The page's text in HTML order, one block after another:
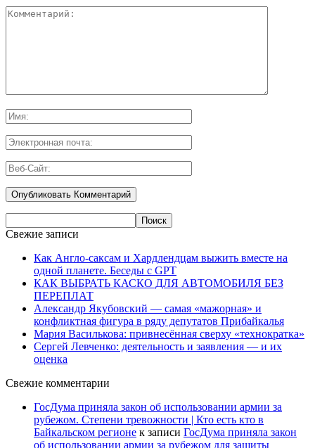
Свежие записи
Как Англо-саксам и Хардлендцам выжить вместе на
одной планете. Беседы с GPT
КАК ВЫБРАТЬ КАСКО ДЛЯ АВТОМОБИЛЯ БЕЗ
ПЕРЕПЛАТ
Александр Якубовский — самая «мажорная» и
конфликтная фигура в ряду депутатов Прибайкалья
Мария Василькова: привнесённая сверху «технократка»
Сергей Левченко: деятельность и заявления — и их
оценка
Свежие комментарии
ГосДума приняла закон об использовании армии за
рубежом. Степени тревожности | Кто есть кто в
Байкальском регионе к записи ГосДума приняла закон
об использовании армии за рубежом для защиты